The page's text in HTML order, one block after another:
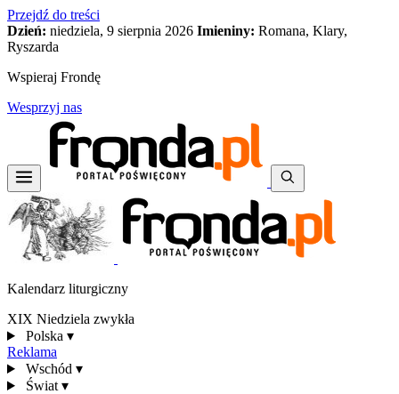
Przejdź do treści
Dzień: niedziela, 9 sierpnia 2026 Imieniny: Romana, Klary,
Ryszarda
Wspieraj Frondę
Wesprzyj nas
Kalendarz liturgiczny
XIX Niedziela zwykła
Polska ▾
Reklama
Wschód ▾
Świat ▾